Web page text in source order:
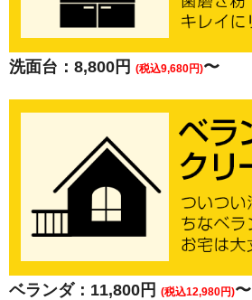
洗面台：8,800円 (税込9,680円)〜
ベランダ：11,800円 (税込12,980円)〜